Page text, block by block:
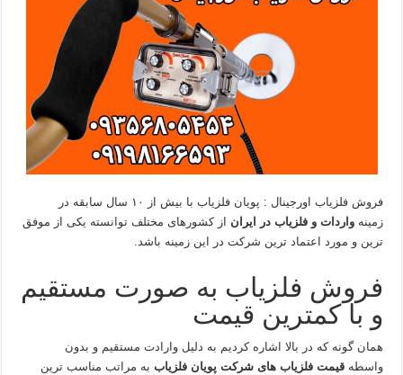
فروش فلزیاب اورجینال : پویان فلزیاب با بیش از ۱۰ سال سابقه در
زمینهواردات و فلزیاب در ایران از کشورهای مختلف توانسته یکی از موفق
ترین و مورد اعتماد ترین شرکت در این زمینه باشد.
فروش فلزیاب به صورت مستقیم
و با کمترین قیمت
همان گونه که در بالا اشاره کردیم به دلیل وارادت مستقیم و بدون
واسطهقیمت فلزیاب های شرکت پویان فلزیاب به مراتب مناسب ترین